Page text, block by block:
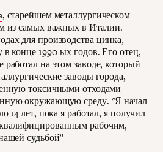
, старейшем металлургическом
из самых важных в Италии.
для производства цинка,
в конце 1990-ых годов. Его отец,
на этом заводе, который
заводы города,
токсичными отходами
окружающую среду. "Я начал
14 лет, пока я работал, я получил
рабочим,
судьбой”